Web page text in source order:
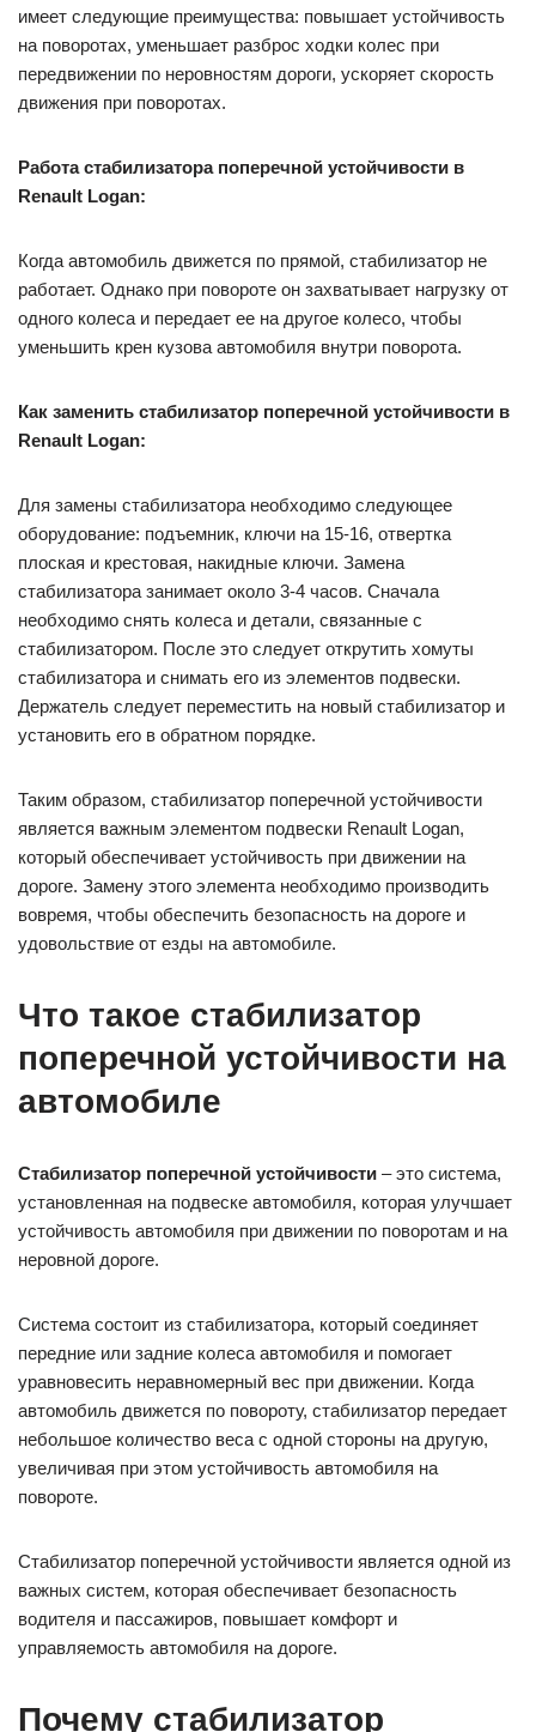
имеет следующие преимущества: повышает устойчивость
на поворотах, уменьшает разброс ходки колес при
передвижении по неровностям дороги, ускоряет скорость
движения при поворотах.
Работа стабилизатора поперечной устойчивости в
Renault Logan:
Когда автомобиль движется по прямой, стабилизатор не
работает. Однако при повороте он захватывает нагрузку от
одного колеса и передает ее на другое колесо, чтобы
уменьшить крен кузова автомобиля внутри поворота.
Как заменить стабилизатор поперечной устойчивости в
Renault Logan:
Для замены стабилизатора необходимо следующее
оборудование: подъемник, ключи на 15-16, отвертка
плоская и крестовая, накидные ключи. Замена
стабилизатора занимает около 3-4 часов. Сначала
необходимо снять колеса и детали, связанные с
стабилизатором. После это следует открутить хомуты
стабилизатора и снимать его из элементов подвески.
Держатель следует переместить на новый стабилизатор и
установить его в обратном порядке.
Таким образом, стабилизатор поперечной устойчивости
является важным элементом подвески Renault Logan,
который обеспечивает устойчивость при движении на
дороге. Замену этого элемента необходимо производить
вовремя, чтобы обеспечить безопасность на дороге и
удовольствие от езды на автомобиле.
Что такое стабилизатор
поперечной устойчивости на
автомобиле
Стабилизатор поперечной устойчивости – это система,
установленная на подвеске автомобиля, которая улучшает
устойчивость автомобиля при движении по поворотам и на
неровной дороге.
Система состоит из стабилизатора, который соединяет
передние или задние колеса автомобиля и помогает
уравновесить неравномерный вес при движении. Когда
автомобиль движется по повороту, стабилизатор передает
небольшое количество веса с одной стороны на другую,
увеличивая при этом устойчивость автомобиля на
повороте.
Стабилизатор поперечной устойчивости является одной из
важных систем, которая обеспечивает безопасность
водителя и пассажиров, повышает комфорт и
управляемость автомобиля на дороге.
Почему стабилизатор